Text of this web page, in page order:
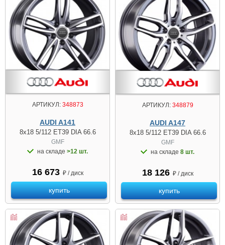
АРТИКУЛ:348873
AUDI A141
8x18 5/112 ET39 DIA 66.6
GMF
на складе >12 шт.
16 673 ₽ / диск
купить
АРТИКУЛ:348879
AUDI A147
8x18 5/112 ET39 DIA 66.6
GMF
на складе 8 шт.
18 126 ₽ / диск
купить